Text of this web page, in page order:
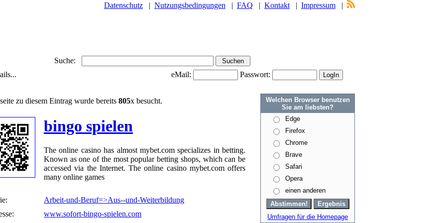
Datenschutz | Nutzungsbedingungen | FAQ | Kontakt | Impressum |
Suche:
eMail: Passwort:
zu diesem Eintrag wurde bereits 805x besucht.
bingo spielen
The online casino has almost mybet.com specializes in betting.
Known as one of the most popular betting shops, which can be
accessed via the Internet. The online casino mybet.com offers
many online games
Arbeit-und-Beruf=>Aus--und-Weiterbildung
www.sofort-bingo-spielen.com
Welchen Browser benutzen
Sie am liebsten?
Edge
Firefox
Chrome
Brave
Safari
Opera
einen anderen
Umfragen für die Homepage